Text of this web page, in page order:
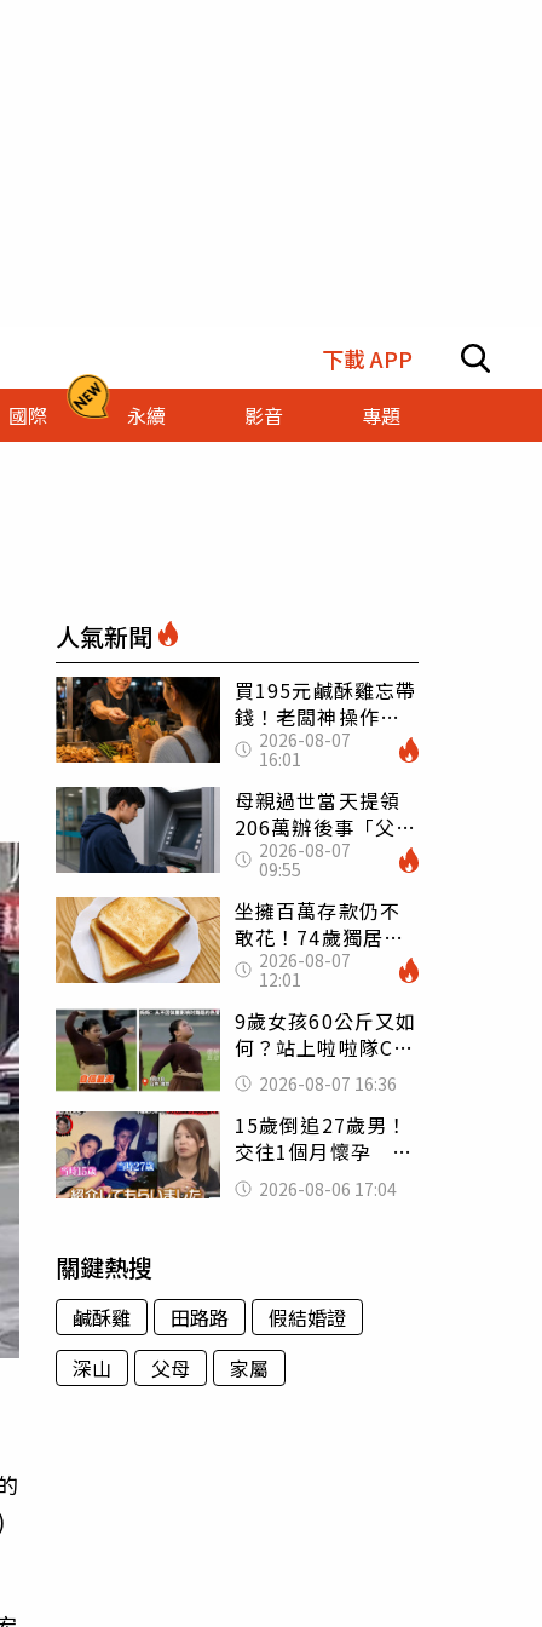
下載 APP
國際 永續 影音
專題
人氣新聞
買195元鹹酥雞忘帶
錢！老闆神操作
「倒找5元」 全網
看哭：這就是台灣
2026-08-07
16:01
母親過世當天提領
206萬辦後事「父子
遭判刑」 律師：
搶錢先下手是罪
2026-08-07
09:55
坐擁百萬存款仍不
敢花！74歲獨居翁
「1餐只吃1片吐
司」 半年後暴瘦
嚇壞女兒
2026-08-07
12:01
9歲女孩60公斤又如
何？站上啦啦隊C位
驚艷全場 千萬網
友被圈粉
2026-08-07 16:36
15歲倒追27歲男！
交往1個月懷孕 36
歲當阿嬤故事曝光
2026-08-06 17:04
關鍵熱搜
鹹酥雞 田路路
假結婚證
深山
父母 家屬